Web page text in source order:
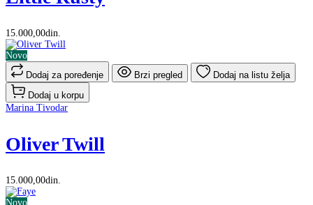
15.000,00din.
Novo
Dodaj za poređenje
Brzi pregled
Dodaj na listu želja
Dodaj u korpu
Marina Tivodar
Oliver Twill
15.000,00din.
Novo